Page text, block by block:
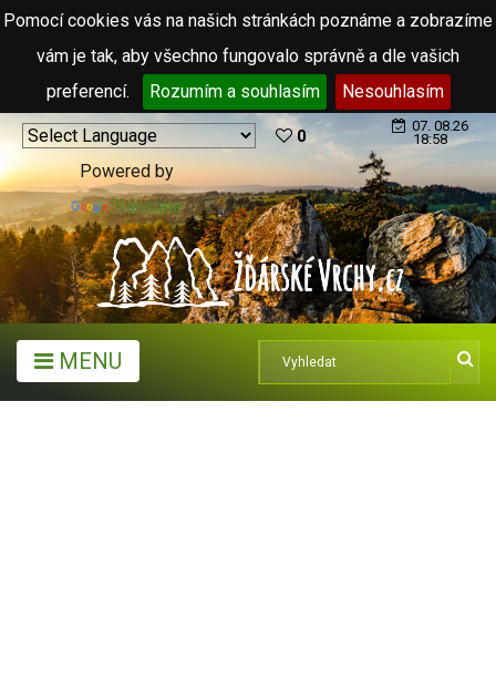
Pomocí cookies vás na našich stránkách poznáme a zobrazíme
vám je tak, aby všechno fungovalo správně a dle vašich
preferencí.
Rozumím a souhlasím Nesouhlasím
Powered by
Translate
0
07. 08.26
18:58
MENU